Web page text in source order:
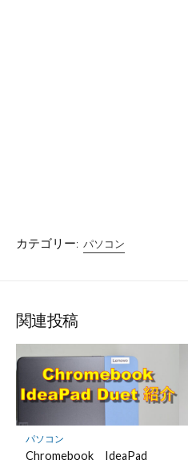
カテゴリー: パソコン
関連投稿
パソコン
Chromebook IdeaPad